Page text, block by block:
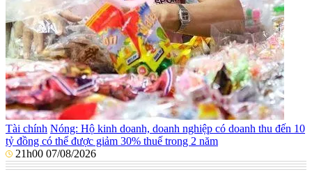
Tài chính Nóng: Hộ kinh doanh, doanh nghiệp có doanh thu đến 10
tỷ đồng có thể được giảm 30% thuế trong 2 năm
21h00 07/08/2026